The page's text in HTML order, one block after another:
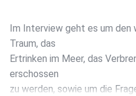
Im Interview geht es um den
Traum, das
Ertrinken im Meer, das
erschossen
zu werden, sowie um die